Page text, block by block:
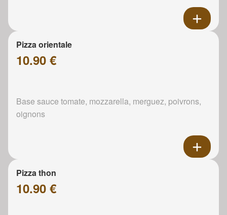
Pizza orientale
10.90 €
Base sauce tomate, mozzarella, merguez, poivrons,
oignons
Pizza thon
10.90 €